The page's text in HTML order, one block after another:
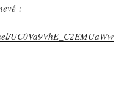
:
UC0Va9VhE_C2EMUaWw